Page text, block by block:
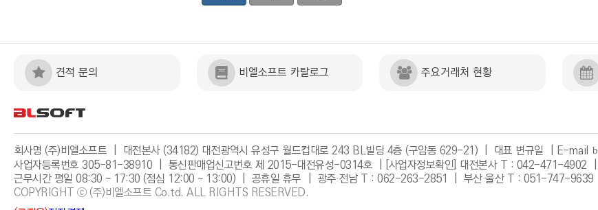
견적 문의 비엘소프트 카탈로그 주요거래처 현황
회사명 (주)비엘소프트 | 대전본사 (34182) 대전광역시 유성구 월드컵대로 243 BL빌딩 4층 (구암동 629-21) | 대표 변규일 |
E-mail
사업자등록번호 305-81-38910 | 통신판매업신고번호 제 2015-대전유성-0314호 |
[사업자정보확인] 대전본사 T : 042-471-4902
근무시간 평일 08:30 ~ 17:30 (점심 12:00 ~ 13:00) | 공휴일 휴무 | 광주·전남 T : 062-263-2851 | 부산·울산 T : 051-747-9639
COPYRIGHT ⓒ (주)비엘소프트 Co.td. ALL RIGHTS RESERVED.